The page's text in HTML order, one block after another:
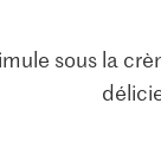
sous la